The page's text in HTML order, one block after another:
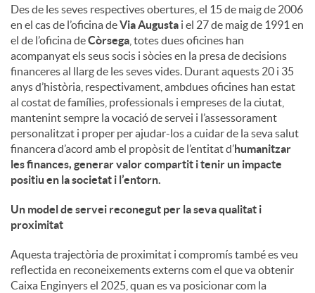
u
t
s
Des de les seves respectives obertures, el 15 de maig de 2006
en el cas de l’oficina deVia Augusta i el 27 de maig de 1991 en
el de l’oficina deCòrsega , totes dues oficines han
acompanyat els seus socis i sòcies en la presa de decisions
financeres al llarg de les seves vides. Durant aquests 20 i 35
anys d’història, respectivament, ambdues oficines han estat
al costat de famílies, professionals i empreses de la ciutat,
mantenint sempre la vocació de servei i l’assessorament
personalitzat i proper per ajudar-los a cuidar de la seva salut
financera d’acord amb el propòsit de l’entitat d’humanitzar
les finances, generar valor compartit i tenir un impacte
positiu en la societat i l’entorn.
Un model de servei reconegut per la seva qualitat i
proximitat
Aquesta trajectòria de proximitat i compromís també es veu
reflectida en reconeixements externs com el que va obtenir
Caixa Enginyers el 2025, quan es va posicionar com la